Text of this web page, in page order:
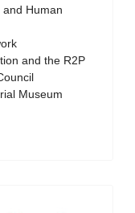
Human
and the R2P
Museum